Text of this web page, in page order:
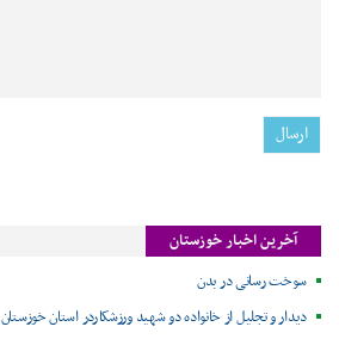
آخرین اخبار خوزستان
سوخت رسانی در بدن
دیدار و تجلیل از خانواده دو شهید ورزشکاردر استان خوزستان